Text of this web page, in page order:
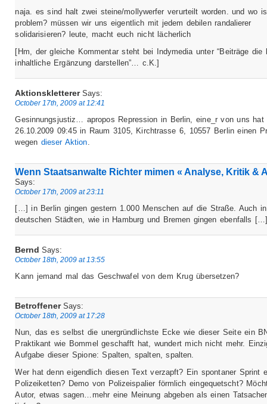
naja. es sind halt zwei steine/mollywerfer verurteilt worden. und wo
problem? müssen wir uns eigentlich mit jedem debilen randalierer
solidarisieren? leute, macht euch nicht lächerlich
[Hm, der gleiche Kommentar steht bei Indymedia unter “Beiträge die
inhaltliche Ergänzung darstellen”… c.K.]
AktionsklettererSays:
October 17th, 2009 at 12:41
Gesinnungsjustiz… apropos Repression in Berlin, eine_r von uns hat
26.10.2009 09:45 in Raum 3105, Kirchtrasse 6, 10557 Berlin einen
wegen dieser Aktion
Wenn Staatsanwalte Richter mimen « Analyse, Kritik &
Says:
October 17th, 2009 at 23:11
[…] in Berlin gingen gestern 1.000 Menschen auf die Straße. Auch
deutschen Städten, wie in Hamburg und Bremen gingen ebenfalls
Bernd Says:
October 18th, 2009 at 13:55
Kann jemand mal das Geschwafel von dem Krug übersetzen?
BetroffenerSays:
October 18th, 2009 at 17:28
Nun, das es selbst die unergründlichste Ecke wie dieser Seite ein
Praktikant wie Bommel geschafft hat, wundert mich nicht mehr.
Aufgabe dieser Spione: Spalten, spalten, spalten.
Wer hat denn eigendlich diesen Text verzapft? Ein spontaner Sprint
Polizeiketten? Demo von Polizeispalier förmlich eingequetscht?
Autor, etwas sagen…mehr eine Meinung abgeben als einen